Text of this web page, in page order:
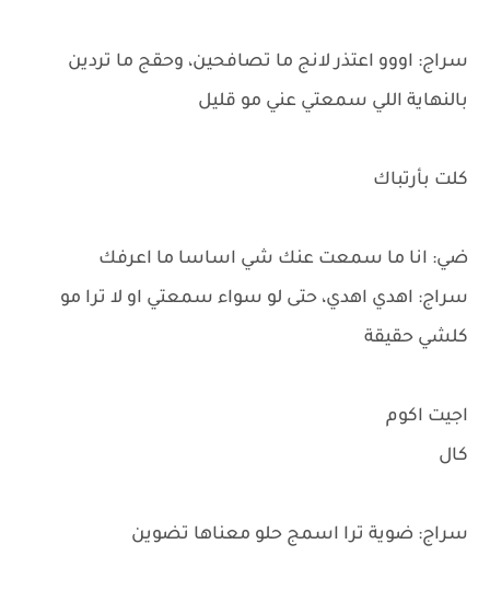
سراج: اووو اعتذر لانج ما تصافحين، وحقج ما تردين
بالنهاية اللي سمعتي عني مو قليل
كلت بأرتباك
ضي: انا ما سمعت عنك شي اساسا ما اعرفك
سراج: اهدي اهدي، حتى لو سواء سمعتي او لا ترا مو
كلشي حقيقة
اجيت اكوم
كال
سراج: ضوية ترا اسمج حلو معناها تضوين